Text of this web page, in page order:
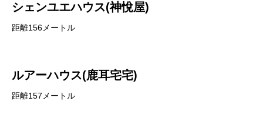
シェンユエハウス(神悅屋)
距離156メートル
ルアーハウス(鹿耳宅宅)
距離157メートル